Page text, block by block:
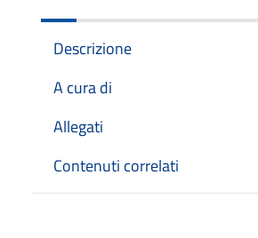
Descrizione
A cura di
Allegati
Contenuti correlati